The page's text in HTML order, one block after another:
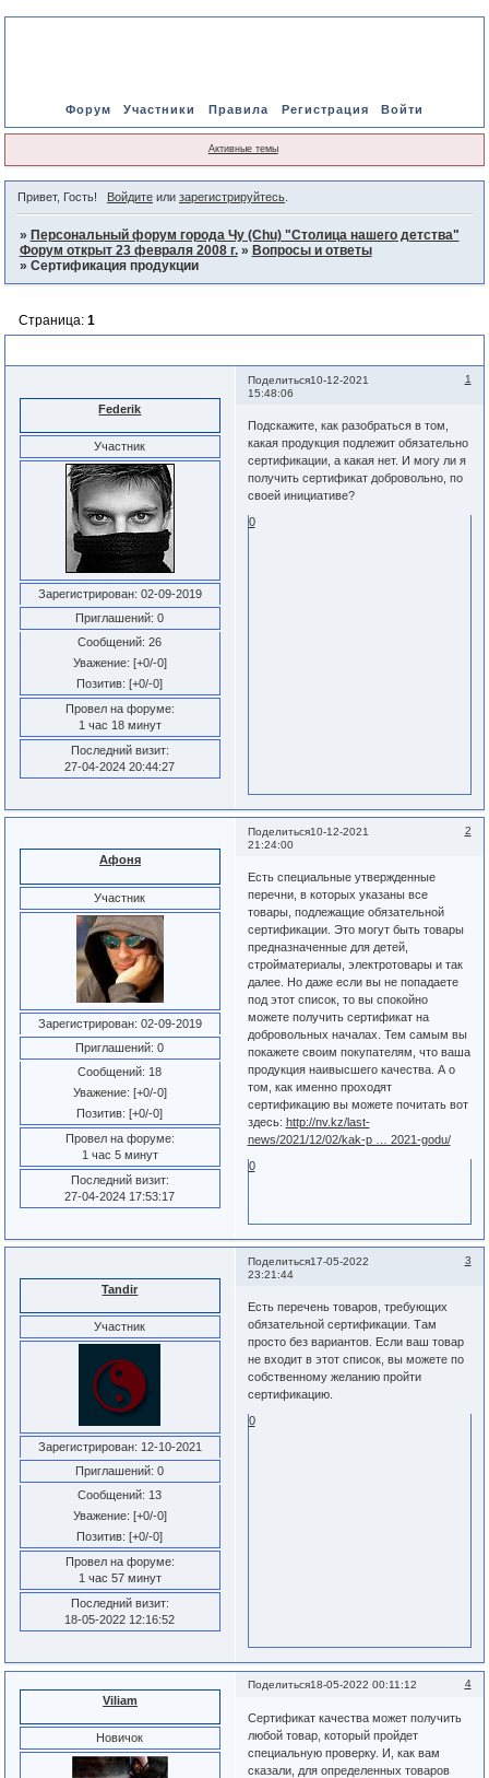
Форум Участники Правила Регистрация Войти
Активные темы
Привет, Гость! Войдитеили зарегистрируйтесь.
» Персональный форум города Чу (Chu) "Столица нашего детства"
Форум открыт 23 февраля 2008 г. » Вопросы и ответы
» Сертификация продукции
Страница: 1
Поделиться 1
10-12-2021
15:48:06
Federik
Участник
Зарегистрирован: 02-09-2019
Приглашений: 0
Сообщений: 26
Уважение: [+0/-0]
Позитив: [+0/-0]
Провел на форуме:
1 час 18 минут
Последний визит:
27-04-2024 20:44:27
Подскажите, как разобраться в том,
какая продукция подлежит обязательно
сертификации, а какая нет. И могу ли я
получить сертификат добровольно, по
своей инициативе?
0
Поделиться 2
10-12-2021
21:24:00
Афоня
Участник
Зарегистрирован: 02-09-2019
Приглашений: 0
Сообщений: 18
Уважение: [+0/-0]
Позитив: [+0/-0]
Провел на форуме:
1 час 5 минут
Последний визит:
27-04-2024 17:53:17
Есть специальные утвержденные
перечни, в которых указаны все
товары, подлежащие обязательной
сертификации. Это могут быть товары
предназначенные для детей,
стройматериалы, электротовары и так
далее. Но даже если вы не попадаете
под этот список, то вы спокойно
можете получить сертификат на
добровольных началах. Тем самым вы
покажете своим покупателям, что ваша
продукция наивысшего качества. А о
том, как именно проходят
сертификацию вы можете почитать вот
здесь: http://nv.kz/last-
news/2021/12/02/kak-p … 2021-godu/
0
Поделиться 3
17-05-2022
23:21:44
Tandir
Участник
Зарегистрирован: 12-10-2021
Приглашений: 0
Сообщений: 13
Уважение: [+0/-0]
Позитив: [+0/-0]
Провел на форуме:
1 час 57 минут
Последний визит:
18-05-2022 12:16:52
Есть перечень товаров, требующих
обязательной сертификации. Там
просто без вариантов. Если ваш товар
не входит в этот список, вы можете по
собственному желанию пройти
сертификацию.
0
Поделиться 4
18-05-2022 00:11:12
Viliam
Новичок
Сертификат качества может получить
любой товар, который пройдет
специальную проверку. И, как вам
сказали, для определенных товаров